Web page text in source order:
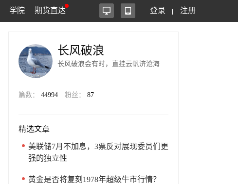
学院 期货直达 登录 注册
长风破浪
长风破浪会有时，直挂云帆济沧海
篇数： 44994 粉丝： 87
精选文章
美联储7月不加息，3票反对展现委员们更
强的独立性
黄金是否将复刻1978年超级牛市行情？